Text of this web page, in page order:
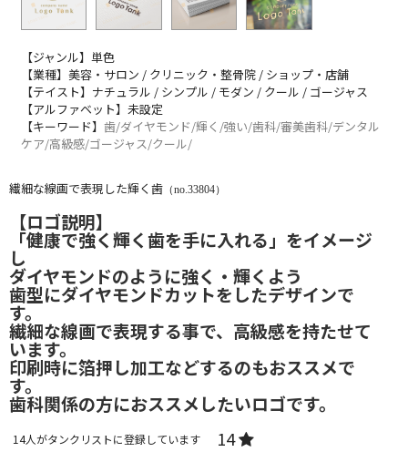
【ジャンル】単色
【業種】美容・サロン / クリニック・整骨院 / ショップ・店舗
【テイスト】ナチュラル / シンプル / モダン / クール / ゴージャス
【アルファベット】未設定
【キーワード】 歯/ダイヤモンド/輝く/強い/歯科/審美歯科/デンタル
ケア/高級感/ゴージャス/クール/
繊細な線画で表現した輝く歯 （no.33804）
【ロゴ説明】
「健康で強く輝く歯を手に入れる」をイメージ
し
ダイヤモンドのように強く・輝くよう
歯型にダイヤモンドカットをしたデザインで
す。
繊細な線画で表現する事で、高級感を持たせて
います。
印刷時に箔押し加工などするのもおススメで
す。
歯科関係の方におススメしたいロゴです。
14人がタンクリストに登録しています 14